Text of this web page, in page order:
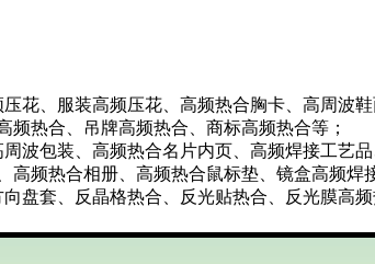
花、服装高频压花、高频热合胸卡、高周波
热合、吊牌高频热合、商标高频热合等；
波包装、高频热合名片内页、高频焊接工艺
频热合相册、高频热合鼠标垫、镜盒高频焊
盘套、反晶格热合、反光贴热合、反光膜高